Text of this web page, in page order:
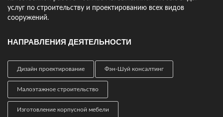
услуг по строительству и проектированию всех видов
сооружений.
НАПРАВЛЕНИЯ ДЕЯТЕЛЬНОСТИ
Дизайн проектирование Фэн-Шуй консалтинг
Малоэтажное строительство
Изготовление корпусной мебели